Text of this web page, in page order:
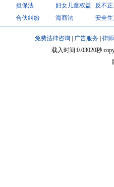
担保法
妇女儿童权益
合伙纠纷 海商法 安全
免费法律咨询 广告服务| 律
载入时间:0.03020秒